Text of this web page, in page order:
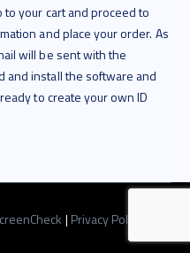
to your cart and proceed to
and place your order. As
will be sent with the
and install the software and
to create your own ID
| Privacy Policy